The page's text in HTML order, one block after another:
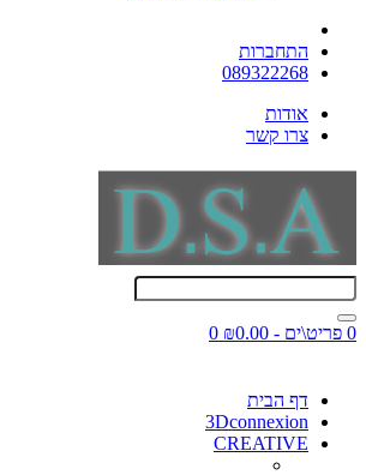
התחברות
089322268
אודות
צרו קשר
0 פריט\ים - ₪0.00 0
דף הבית
3Dconnexion
CREATIVE